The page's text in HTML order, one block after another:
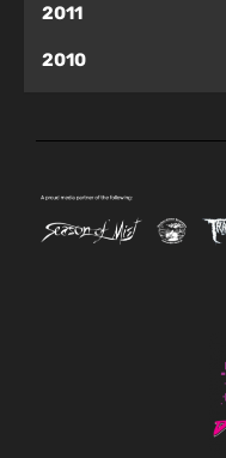
2011
2010